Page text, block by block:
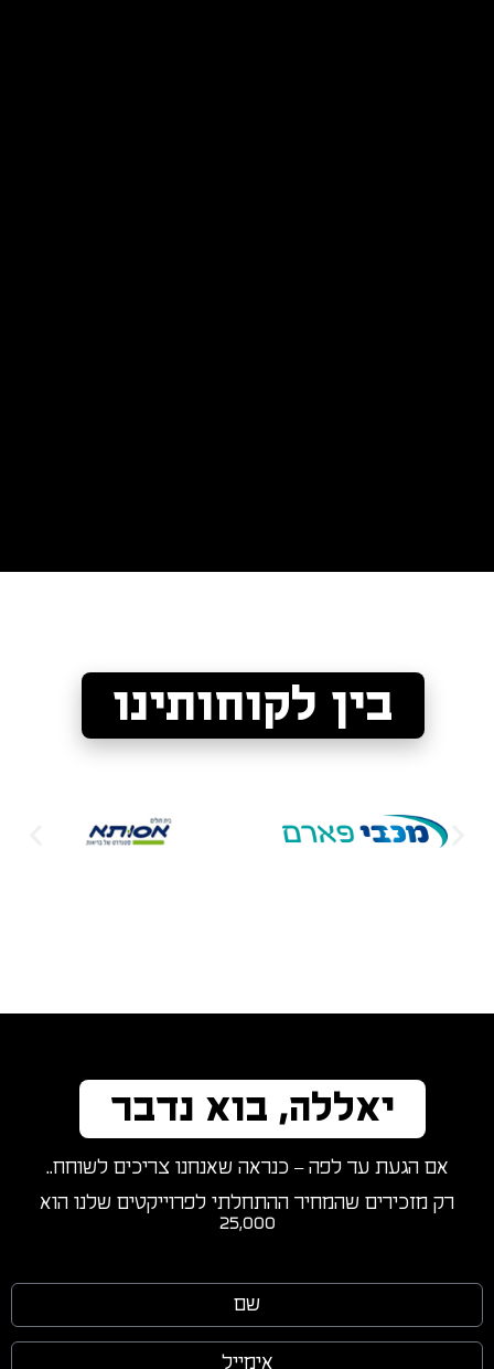
בין לקוחותינו
יאללה, בוא נדבר
אם הגעת עד לפה – כנראה שאנחנו צריכים לשוחח..
רק מזכירים שהמחיר ההתחלתי לפרוייקטים שלנו הוא
25,000